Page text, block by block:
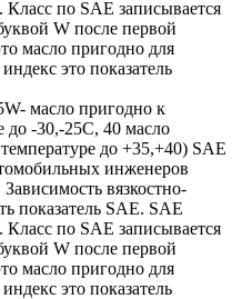
Класс по SAE записывается
W после первой
масло пригодно для
это показатель
масло пригодно к
до -30,-25С, 40 масло
до +35,+40) SAE
инженеров
вязкостно-
показатель SAE. SAE
Класс по SAE записывается
W после первой
масло пригодно для
это показатель